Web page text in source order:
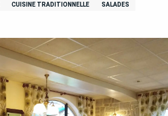
CUISINE TRADITIONNELLE SALADES